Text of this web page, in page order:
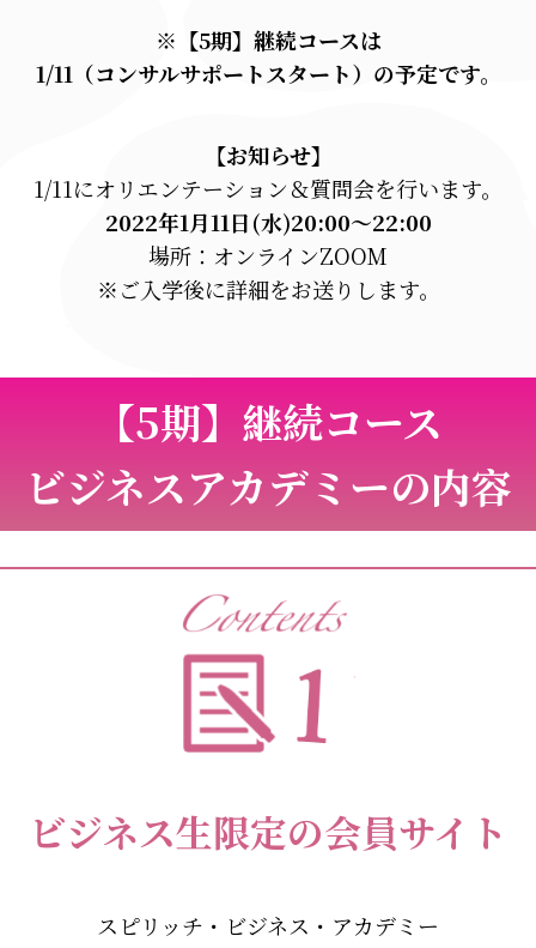
※【5期】継続コースは
1/11（コンサルサポートスタート）の予定です。
【お知らせ】
1/11にオリエンテーション＆質問会を行います。
2022年1月11日(水)20:00〜22:00
場所：オンラインZOOM
※ご入学後に詳細をお送りします。
【5期】継続コース
ビジネスアカデミーの内容
ビジネス生限定の会員サイト
スピリッチ・ビジネス・アカデミー